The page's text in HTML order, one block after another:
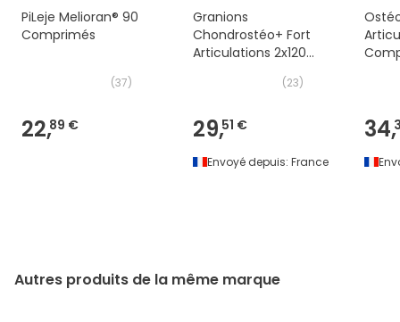
PiLeje Melioran® 90
Comprimés
(37)
22,89 €
Granions
Chondrostéo+ Fort
Articulations 2x120
(23)
29,51 €
Envoyé depuis: France
34,
Autres produits de la même marque